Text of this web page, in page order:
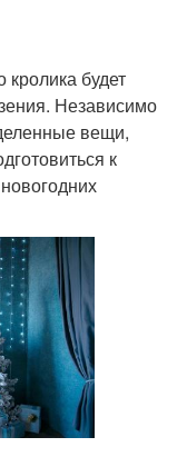
кролика будет
Независимо
вещи,
к